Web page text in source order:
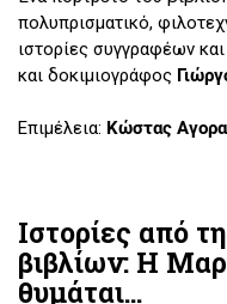
πολυπρισματικό,
ιστορίες συγγραφέων
και δοκιμιογράφος
Επιμέλεια: Κώστας
Ιστορίες από
βιβλίων: Η
θυμάται...